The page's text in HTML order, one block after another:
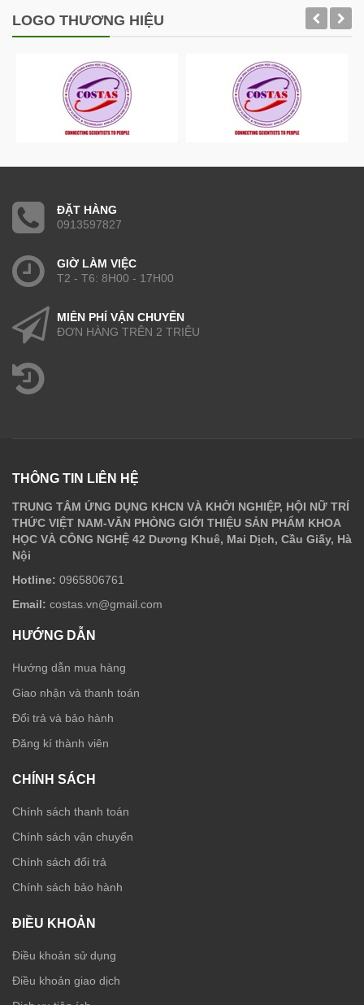
LOGO THƯƠNG HIỆU
ĐẶT HÀNG
0913597827
GIỜ LÀM VIỆC
T2 - T6: 8H00 - 17H00
MIỄN PHÍ VẬN CHUYỂN
ĐƠN HÀNG TRÊN 2 TRIỆU
THÔNG TIN LIÊN HỆ
TRUNG TÂM ỨNG DỤNG KHCN VÀ KHỞI NGHIỆP, HỘI NỮ TRÍ
THỨC VIỆT NAM-VĂN PHÒNG GIỚI THIỆU SẢN PHẨM KHOA
HỌC VÀ CÔNG NGHỆ 42 Dương Khuê, Mai Dịch, Cầu Giấy, Hà
Nội
Hotline: 0965806761
Email: costas.vn@gmail.com
HƯỚNG DẪN
Hướng dẫn mua hàng
Giao nhận và thanh toán
Đổi trả và bảo hành
Đăng kí thành viên
CHÍNH SÁCH
Chính sách thanh toán
Chính sách vận chuyển
Chính sách đổi trả
Chính sách bảo hành
ĐIỀU KHOẢN
Điều khoản sử dụng
Điều khoản giao dịch